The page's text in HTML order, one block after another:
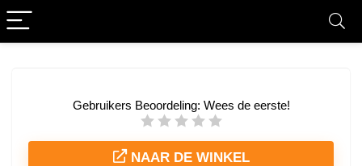
Gebruikers Beoordeling: Wees de eerste!
NAAR DE WINKEL